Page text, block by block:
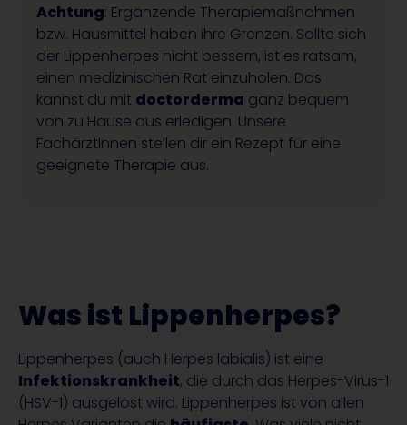
Achtung: Ergänzende Therapiemaßnahmen
bzw. Hausmittel haben ihre Grenzen. Sollte sich
der Lippenherpes nicht bessern, ist es ratsam,
einen medizinischen Rat einzuholen. Das
kannst du mit doctorderma ganz bequem
von zu Hause aus erledigen. Unsere
FachärztInnen stellen dir ein Rezept für eine
geeignete Therapie aus.
Was ist Lippenherpes?
Lippenherpes (auch Herpes labialis) ist eine
Infektionskrankheit, die durch das Herpes-Virus-1
(HSV-1) ausgelöst wird. Lippenherpes ist von allen